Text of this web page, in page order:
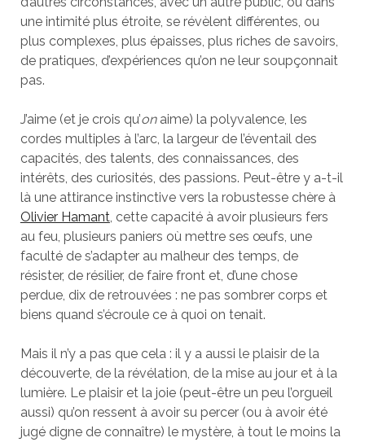
une intimité plus étroite, se révèlent différentes, ou
plus complexes, plus épaisses, plus riches de savoirs,
de pratiques, d’expériences qu’on ne leur soupçonnait
pas.
J’aime (et je crois qu’onaime) la polyvalence, les
cordes multiples à l’arc, la largeur de l’éventail des
capacités, des talents, des connaissances, des
intérêts, des curiosités, des passions. Peut-être y a-t-il
là une attirance instinctive vers la robustesse chère à
Olivier Hamant, cette capacité à avoir plusieurs fers
au feu, plusieurs paniers où mettre ses œufs, une
faculté de s’adapter au malheur des temps, de
résister, de résilier, de faire front et, d’une chose
perdue, dix de retrouvées : ne pas sombrer corps et
biens quand s’écroule ce à quoi on tenait.
Mais il n’y a pas que cela : il y a aussi le plaisir de la
découverte, de la révélation, de la mise au jour et à la
lumière. Le plaisir et la joie (peut-être un peu l’orgueil
aussi) qu’on ressent à avoir su percer (ou à avoir été
jugé digne de connaître) le mystère, à tout le moins la